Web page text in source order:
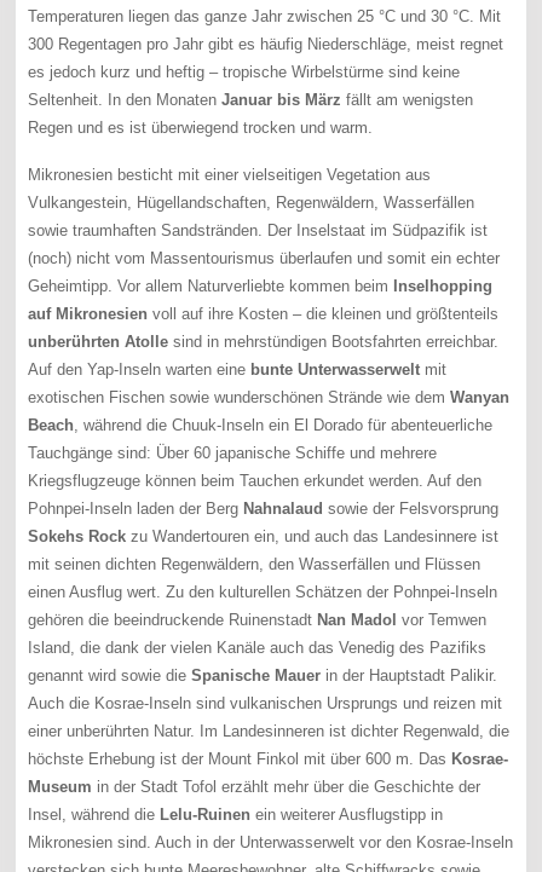
Temperaturen liegen das ganze Jahr zwischen 25 °C und 30 °C. Mit
300 Regentagen pro Jahr gibt es häufig Niederschläge, meist regnet
es jedoch kurz und heftig – tropische Wirbelstürme sind keine
Seltenheit. In den MonatenJanuar bis März fällt am wenigsten
Regen und es ist überwiegend trocken und warm.
Mikronesien besticht mit einer vielseitigen Vegetation aus
Vulkangestein, Hügellandschaften, Regenwäldern, Wasserfällen
sowie traumhaften Sandstränden. Der Inselstaat im Südpazifik ist
(noch) nicht vom Massentourismus überlaufen und somit ein echter
Geheimtipp. Vor allem Naturverliebte kommen beim
Inselhopping
auf Mikronesien voll auf ihre Kosten – die kleinen und größtenteils
unberührten Atolle sind in mehrstündigen Bootsfahrten erreichbar.
Auf den Yap-Inseln warten eine bunte Unterwasserwelt mit
exotischen Fischen sowie wunderschönen Strände wie demWanyan
Beach, während die Chuuk-Inseln ein El Dorado für abenteuerliche
Tauchgänge sind: Über 60 japanische Schiffe und mehrere
Kriegsflugzeuge können beim Tauchen erkundet werden. Auf den
Pohnpei-Inseln laden der Berg Nahnalaud sowie der Felsvorsprung
Sokehs Rock zu Wandertouren ein, und auch das Landesinnere ist
mit seinen dichten Regenwäldern, den Wasserfällen und Flüssen
einen Ausflug wert. Zu den kulturellen Schätzen der Pohnpei-Inseln
gehören die beeindruckende Ruinenstadt Nan Madol vor Temwen
Island, die dank der vielen Kanäle auch das Venedig des Pazifiks
genannt wird sowie dieSpanische Mauer in der Hauptstadt Palikir.
Auch die Kosrae-Inseln sind vulkanischen Ursprungs und reizen mit
einer unberührten Natur. Im Landesinneren ist dichter Regenwald, die
höchste Erhebung ist der Mount Finkol mit über 600 m. Das Kosrae-
Museum in der Stadt Tofol erzählt mehr über die Geschichte der
Insel, während die Lelu-Ruinen ein weiterer Ausflugstipp in
Mikronesien sind. Auch in der Unterwasserwelt vor den Kosrae-Inseln